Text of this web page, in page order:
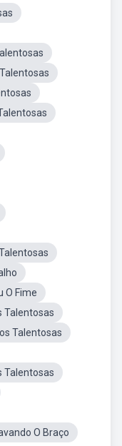
O Fime
Talentosas
Talentosas
Talentosas
O Braço